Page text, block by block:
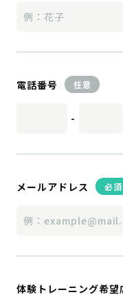
電話番号 任意
-
メールアドレス 必須
体験トレーニング希望